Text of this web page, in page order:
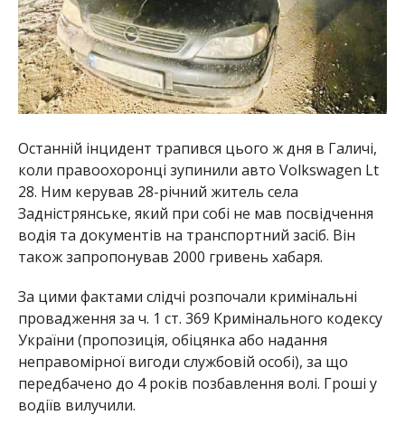
Останній інцидент трапився цього ж дня в Галичі,
коли правоохоронці зупинили авто Volkswagen Lt
28. Ним керував 28-річний житель села
Задністрянське, який при собі не мав посвідчення
водія та документів на транспортний засіб. Він
також запропонував 2000 гривень хабаря.
За цими фактами слідчі розпочали кримінальні
провадження за ч. 1 ст. 369 Кримінального кодексу
України (пропозиція, обіцянка або надання
неправомірної вигоди службовій особі), за що
передбачено до 4 років позбавлення волі. Гроші у
водіїв вилучили.